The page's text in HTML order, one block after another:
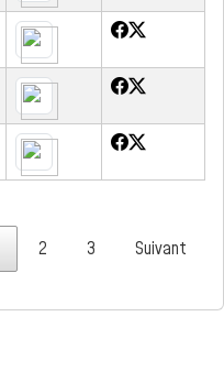
2 3 Suivant